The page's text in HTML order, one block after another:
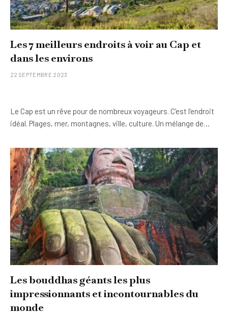
Les 7 meilleurs endroits à voir au Cap et
dans les environs
22 SEPTEMBRE 2023
Le Cap est un rêve pour de nombreux voyageurs. C’est l’endroit
idéal. Plages, mer, montagnes, ville, culture. Un mélange de…
Les bouddhas géants les plus
impressionnants et incontournables du
monde